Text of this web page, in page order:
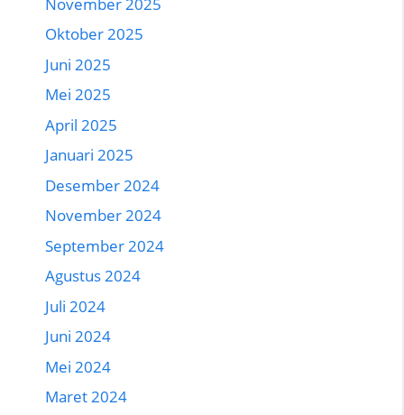
Oktober 2025
Juni 2025
Mei 2025
April 2025
Januari 2025
Desember 2024
November 2024
September 2024
Agustus 2024
Juli 2024
Juni 2024
Mei 2024
Maret 2024